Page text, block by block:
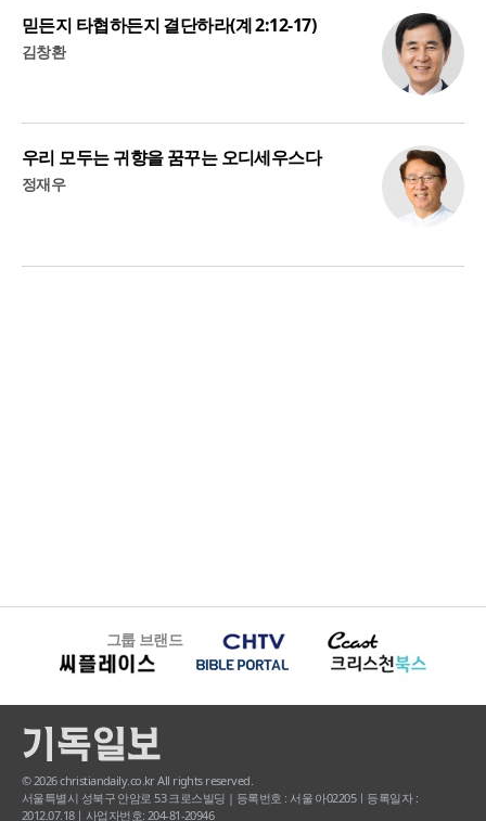
믿든지 타협하든지 결단하라(계 2:12-17)
김창환
우리 모두는 귀향을 꿈꾸는 오디세우스다
정재우
그룹 브랜드
© 2026 christiandaily.co.kr All rights reserved.
서울특별시 성북구 안암로 53 크로스빌딩 | 등록번호 : 서울 아02205ㅣ등록일자 :
2012.07.18ㅣ사업자번호: 204-81-20946